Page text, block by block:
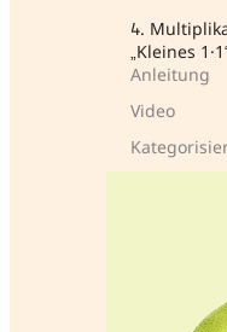
4.
„Kleines
Anleitung
Video